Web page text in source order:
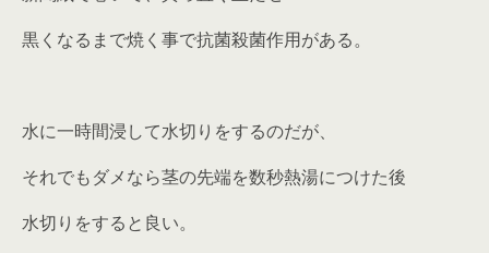
黒くなるまで焼く事で抗菌殺菌作用がある。
水に一時間浸して水切りをするのだが、
それでもダメなら茎の先端を数秒熱湯につけた後
水切りをすると良い。